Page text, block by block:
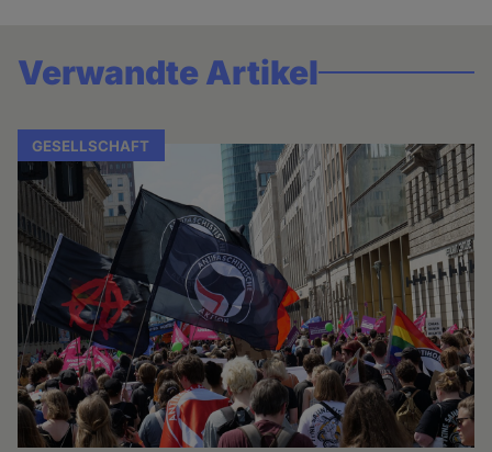
Verwandte Artikel
GESELLSCHAFT